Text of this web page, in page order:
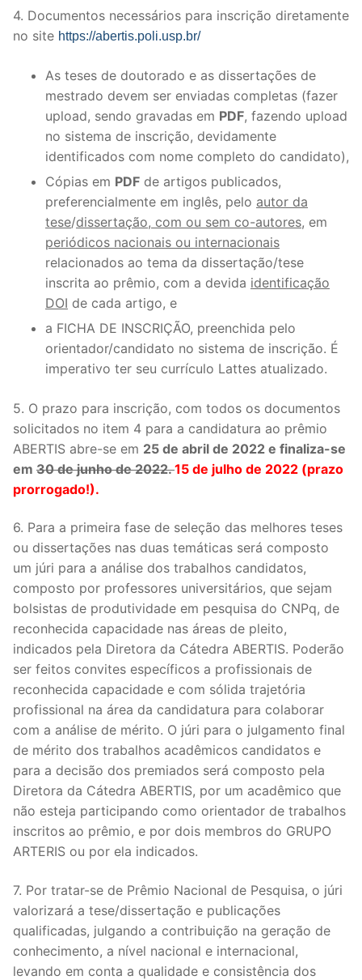
4. Documentos necessários para inscrição diretamente
no site https://abertis.poli.usp.br/
As teses de doutorado e as dissertações de
mestrado devem ser enviadas completas (fazer
upload, sendo gravadas em PDF, fazendo upload
no sistema de inscrição, devidamente
identificados com nome completo do candidato),
Cópias em PDF de artigos publicados,
preferencialmente em inglês, pelo autor da
tese/dissertação, com ou sem co-autores, em
periódicos nacionais ou internacionais
relacionados ao tema da dissertação/tese
inscrita ao prêmio, com a devida identificação
DOI de cada artigo, e
a FICHA DE INSCRIÇÃO, preenchida pelo
orientador/candidato no sistema de inscrição. É
imperativo ter seu currículo Lattes atualizado.
5. O prazo para inscrição, com todos os documentos
solicitados no item 4 para a candidatura ao prêmio
ABERTIS abre-se em 25 de abril de 2022 e finaliza-se
em 30 de junho de 2022.15 de julho de 2022 (prazo
prorrogado!).
6. Para a primeira fase de seleção das melhores teses
ou dissertações nas duas temáticas será composto
um júri para a análise dos trabalhos candidatos,
composto por professores universitários, que sejam
bolsistas de produtividade em pesquisa do CNPq, de
reconhecida capacidade nas áreas de pleito,
indicados pela Diretora da Cátedra ABERTIS. Poderão
ser feitos convites específicos a profissionais de
reconhecida capacidade e com sólida trajetória
profissional na área da candidatura para colaborar
com a análise de mérito. O júri para o julgamento final
de mérito dos trabalhos acadêmicos candidatos e
para a decisão dos premiados será composto pela
Diretora da Cátedra ABERTIS, por um acadêmico que
não esteja participando como orientador de trabalhos
inscritos ao prêmio, e por dois membros do GRUPO
ARTERIS ou por ela indicados.
7. Por tratar-se de Prêmio Nacional de Pesquisa, o júri
valorizará a tese/dissertação e publicações
qualificadas, julgando a contribuição na geração de
conhecimento, a nível nacional e internacional,
levando em conta a qualidade e consistência dos